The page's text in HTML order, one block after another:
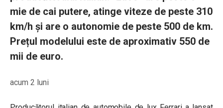
mie de cai putere, atinge viteze de peste 310
km/h și are o autonomie de peste 500 de km.
Prețul modelului este de aproximativ 550 de
mii de euro.
acum 2 luni